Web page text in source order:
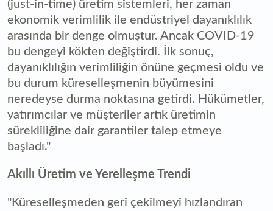
(just-in-time) üretim sistemleri, her zaman
ekonomik verimlilik ile endüstriyel dayanıklılık
arasında bir denge olmuştur. Ancak COVID-19
bu dengeyi kökten değiştirdi. İlk sonuç,
dayanıklılığın verimliliğin önüne geçmesi oldu ve
bu durum küreselleşmenin büyümesini
neredeyse durma noktasına getirdi. Hükümetler,
yatırımcılar ve müşteriler artık üretimin
sürekliliğine dair garantiler talep etmeye
başladı."
Akıllı Üretim ve Yerelleşme Trendi
"Küreselleşmeden geri çekilmeyi hızlandıran